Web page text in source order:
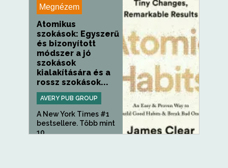
Megnézem
Atomikus
szokások: Egyszerű
és bizonyított
módszer a jó
szokások
kialakítására és a
rossz szokások...
AVERY PUB GROUP
A New York Times #1
bestsellere. Több mint
10...